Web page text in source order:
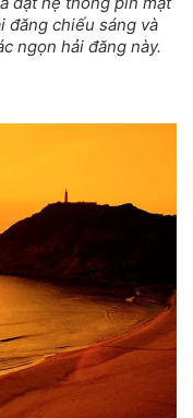
đăng chiếu sáng và
ngọn hải đăng này.